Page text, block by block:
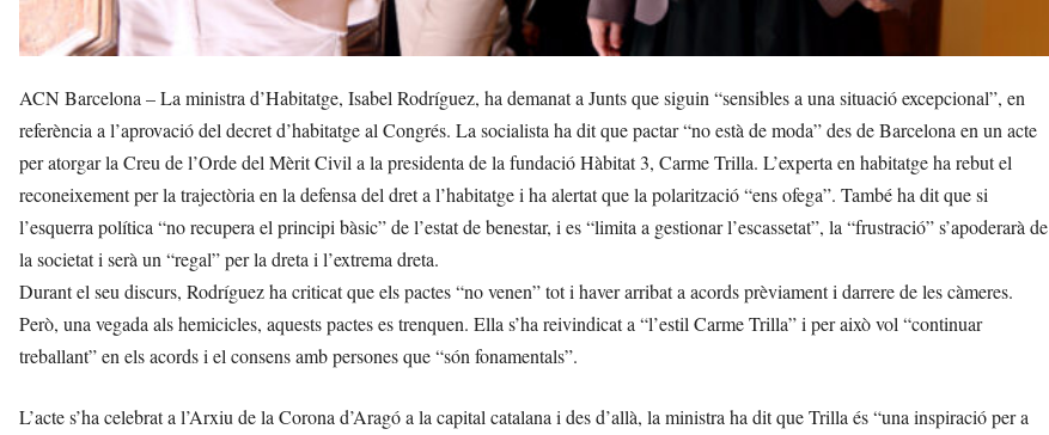
ACN Barcelona – La ministra d’Habitatge, Isabel Rodríguez, ha demanat a Junts que siguin “sensibles a una situació excepcional”, en
referència a l’aprovació del decret d’habitatge al Congrés. La socialista ha dit que pactar “no està de moda” des de Barcelona en un acte
per atorgar la Creu de l’Orde del Mèrit Civil a la presidenta de la fundació Hàbitat 3, Carme Trilla. L’experta en habitatge ha rebut el
reconeixement per la trajectòria en la defensa del dret a l’habitatge i ha alertat que la polarització “ens ofega”. També ha dit que si
l’esquerra política “no recupera el principi bàsic” de l’estat de benestar, i es “limita a gestionar l’escassetat”, la “frustració” s’apoderarà de
la societat i serà un “regal” per la dreta i l’extrema dreta.
Durant el seu discurs, Rodríguez ha criticat que els pactes “no venen” tot i haver arribat a acords prèviament i darrere de les càmeres.
Però, una vegada als hemicicles, aquests pactes es trenquen. Ella s’ha reivindicat a “l’estil Carme Trilla” i per això vol “continuar
treballant” en els acords i el consens amb persones que “són fonamentals”.
L’acte s’ha celebrat a l’Arxiu de la Corona d’Aragó a la capital catalana i des d’allà, la ministra ha dit que Trilla és “una inspiració per a